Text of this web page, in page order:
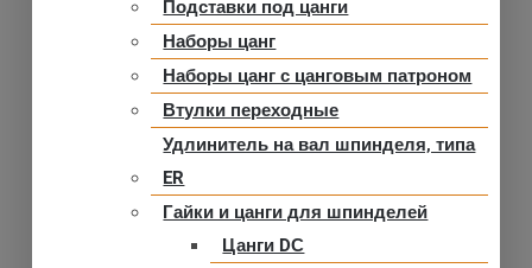
Подставки под цанги
Наборы цанг
Наборы цанг с цанговым патроном
Втулки переходные
Удлинитель на вал шпинделя, типа
ER
Гайки и цанги для шпинделей
Цанги DС